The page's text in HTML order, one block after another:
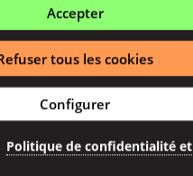
Accepter
tous les cookies
Configurer
Politique de confidentialité